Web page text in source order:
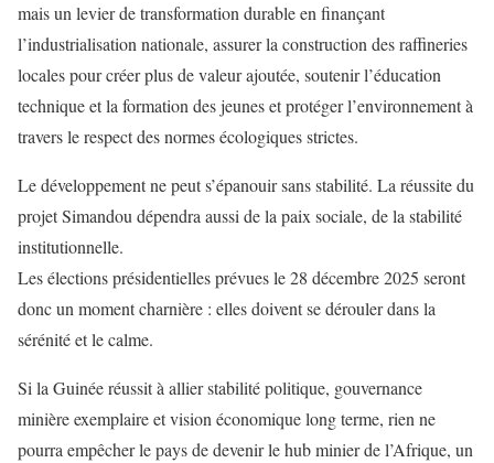
mais un levier de transformation durable en finançant
l’industrialisation nationale, assurer la construction des raffineries
locales pour créer plus de valeur ajoutée, soutenir l’éducation
technique et la formation des jeunes et protéger l’environnement à
travers le respect des normes écologiques strictes.
Le développement ne peut s’épanouir sans stabilité. La réussite du
projet Simandou dépendra aussi de la paix sociale, de la stabilité
institutionnelle.
Les élections présidentielles prévues le 28 décembre 2025 seront
donc un moment charnière : elles doivent se dérouler dans la
sérénité et le calme.
Si la Guinée réussit à allier stabilité politique, gouvernance
minière exemplaire et vision économique long terme, rien ne
pourra empêcher le pays de devenir le hub minier de l’Afrique, un